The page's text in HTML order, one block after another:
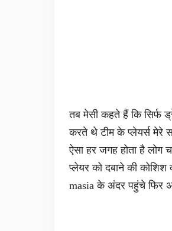
तब मेसी कहते हैं कि सिर्फ
करते थे टीम के प्लेयर्स मेरे
ऐसा हर जगह होता है लोग
प्लेयर को दबाने की
masia के अंदर पहुंचे फिर